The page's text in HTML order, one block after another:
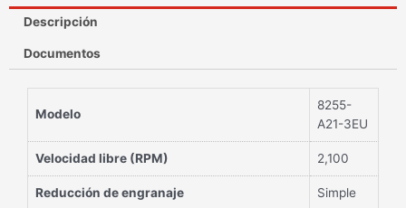
Descripción
Documentos
Modelo
8255-
A21-3EU
Velocidad libre (RPM) 2,100
Reducción de engranaje Simple